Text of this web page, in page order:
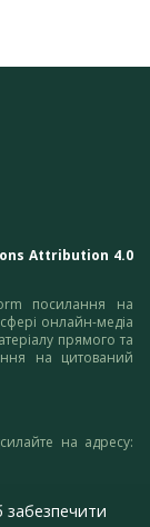
Attribution 4.0
посилання на
сфері онлайн-медіа
прямого та
на цитований
на адресу: